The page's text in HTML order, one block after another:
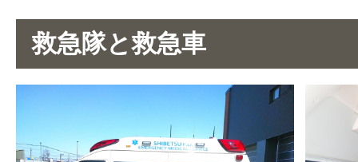
救急隊と救急車